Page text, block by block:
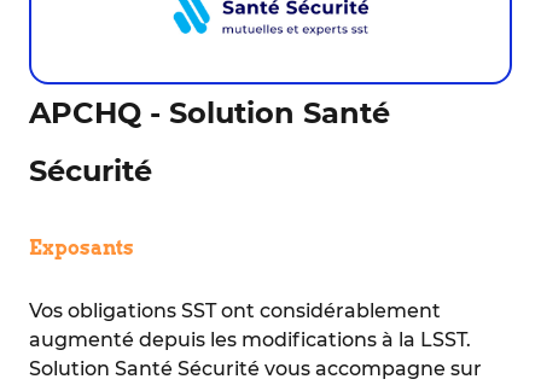
APCHQ - Solution Santé
Sécurité
Exposants
Vos obligations SST ont considérablement
augmenté depuis les modifications à la LSST.
Solution Santé Sécurité vous accompagne sur